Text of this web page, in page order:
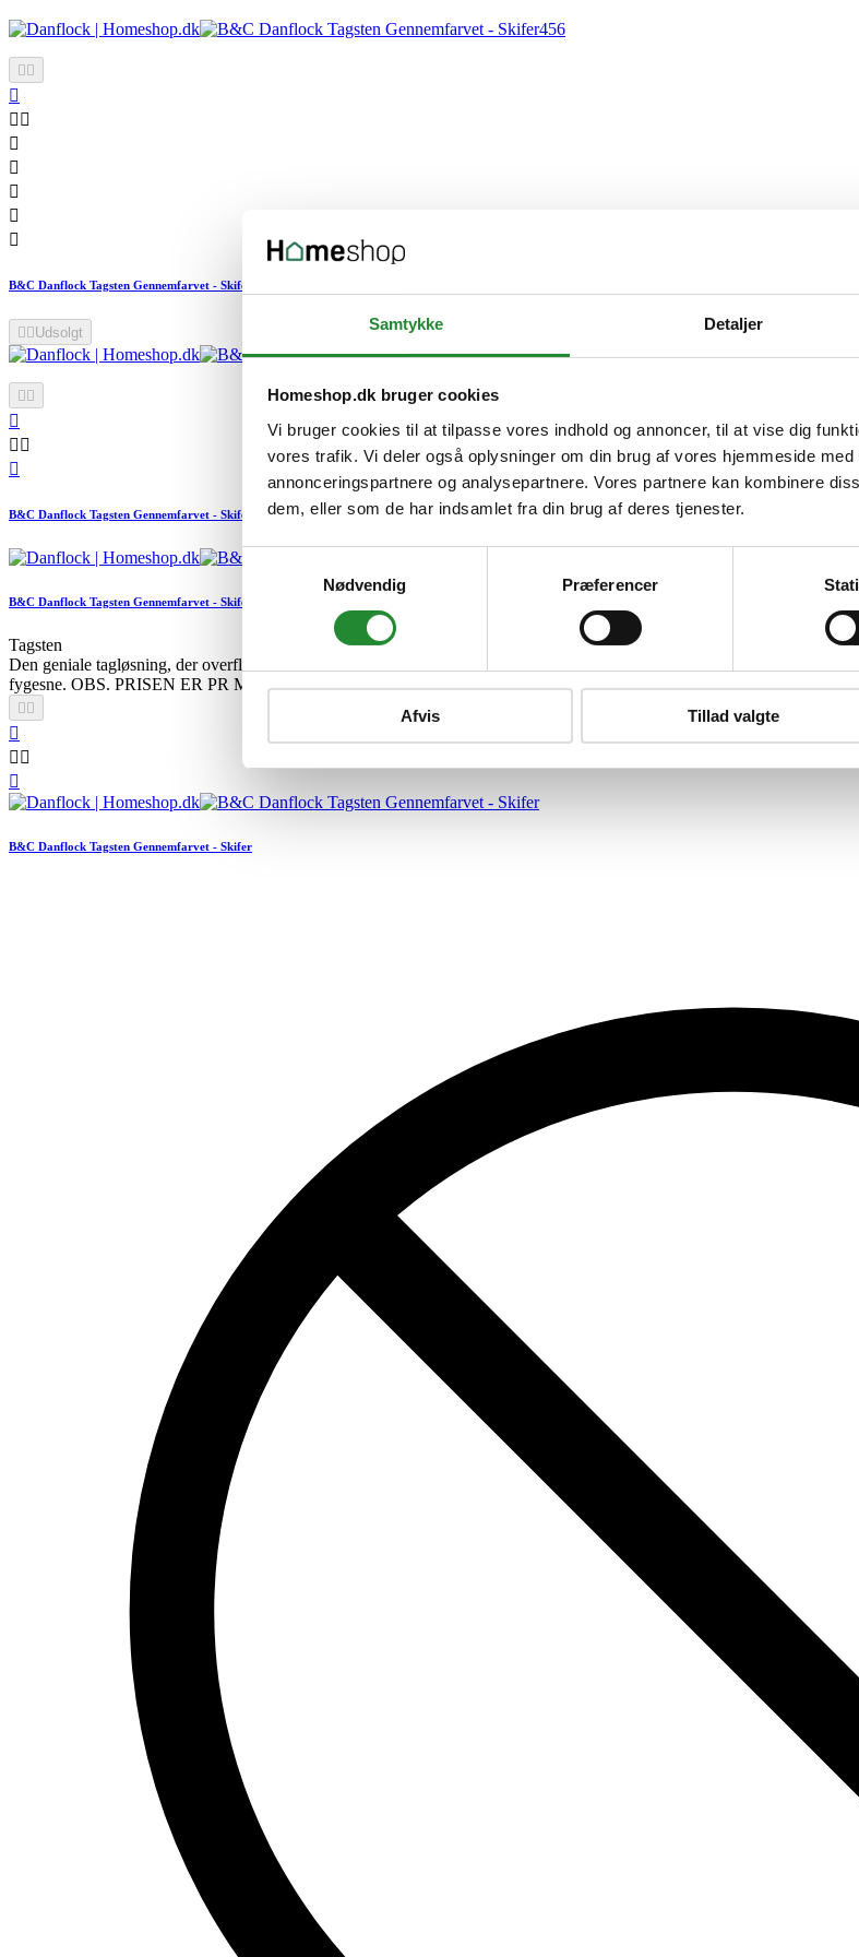
Samtykke Detaljer
Homeshop.dk bruger cookies
Vi bruger cookies til at tilpasse vores indhold og annoncer, til at vise dig
vores trafik. Vi deler også oplysninger om din brug af vores hjemmeside
annonceringspartnere og analysepartnere. Vores partnere kan kombinere
dem, eller som de har indsamlet fra din brug af deres tjenester.
Samtykkevalg
Nødvendig
Præferencer
Afvis Tillad valgte
 

 





B&C Danflock Tagsten Gennemfarvet - Skifer
  Udsolgt
 

 

B&C Danflock Tagsten Gennemfarvet - Skifer
B&C Danflock Tagsten Gennemfarvet - Skifer
Tagsten
Den geniale tagløsning, der overflødiggør brugen af undertag. B&amp;C DANFLOCK® Systemfugen, der ligger i
fygesne. OBS. PRISEN ER PR M2 INDHENT TILBUD INKL. LEVERING &amp; TILBEHØR - VED AT SENDE
 

 

B&C Danflock Tagsten Gennemfarvet - Skifer